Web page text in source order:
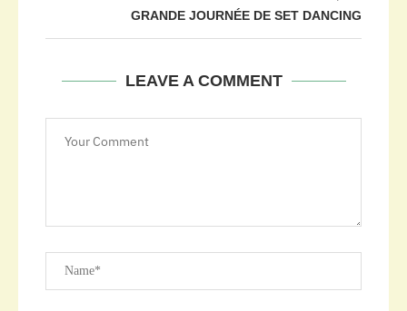
GRANDE JOURNÉE DE SET DANCING
LEAVE A COMMENT